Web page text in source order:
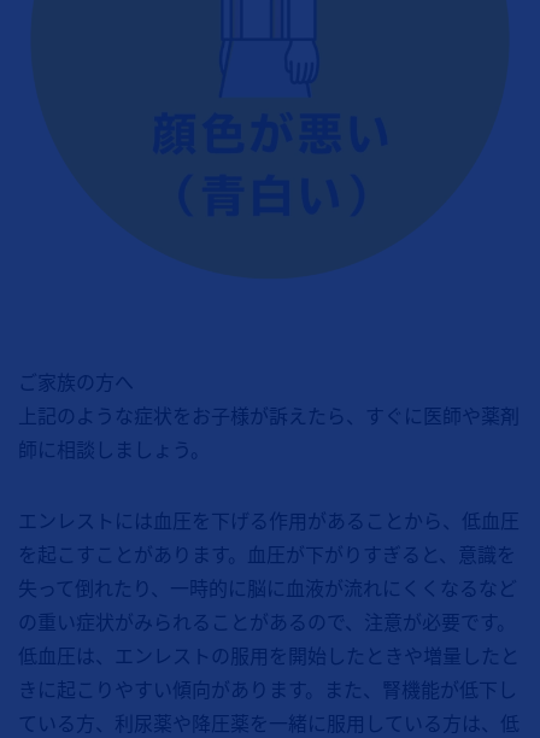
ご家族の方へ
上記のような症状をお子様が訴えたら、すぐに医師や薬剤
師に相談しましょう。
エンレストには血圧を下げる作用があることから、低血圧
を起こすことがあります。血圧が下がりすぎると、意識を
失って倒れたり、一時的に脳に血液が流れにくくなるなど
の重い症状がみられることがあるので、注意が必要です。
低血圧は、エンレストの服用を開始したときや増量したと
きに起こりやすい傾向があります。また、腎機能が低下し
ている方、利尿薬や降圧薬を一緒に服用している方は、低